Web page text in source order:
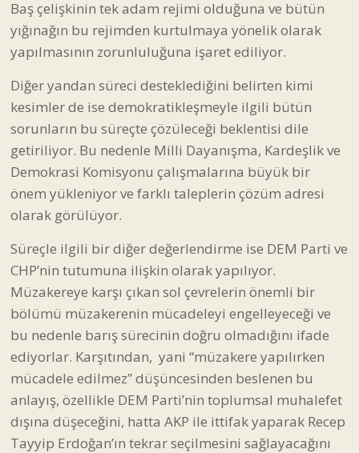
Baş çelişkinin tek adam rejimi olduğuna ve bütün
yığınağın bu rejimden kurtulmaya yönelik olarak
yapılmasının zorunluluğuna işaret ediliyor.
Diğer yandan süreci desteklediğini belirten kimi
kesimler de ise demokratikleşmeyle ilgili bütün
sorunların bu süreçte çözüleceği beklentisi dile
getiriliyor. Bu nedenle Milli Dayanışma, Kardeşlik ve
Demokrasi Komisyonu çalışmalarına büyük bir
önem yükleniyor ve farklı taleplerin çözüm adresi
olarak görülüyor.
Süreçle ilgili bir diğer değerlendirme ise DEM Parti ve
CHP’nin tutumuna ilişkin olarak yapılıyor.
Müzakereye karşı çıkan sol çevrelerin önemli bir
bölümü müzakerenin mücadeleyi engelleyeceği ve
bu nedenle barış sürecinin doğru olmadığını ifade
ediyorlar. Karşıtından, yani “müzakere yapılırken
mücadele edilmez” düşüncesinden beslenen bu
anlayış, özellikle DEM Parti’nin toplumsal muhalefet
dışına düşeceğini, hatta AKP ile ittifak yaparak Recep
Tayyip Erdoğan’ın tekrar seçilmesini sağlayacağını